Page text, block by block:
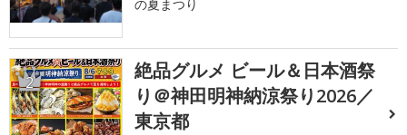
の夏まつり
2
絶品グルメ ビール＆日本酒祭
り＠神田明神納涼祭り2026／
東京都